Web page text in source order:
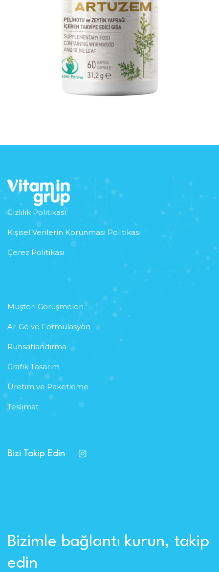
Gizlilik Politikası
Kişisel Verilerin Korunması Politikası
Çerez Politikası
Müşteri Görüşmeleri
Ar-Ge ve Formülasyon
Ruhsatlandırma
Grafik Tasarım
Üretim ve Paketleme
Teslimat
Bizi Takip Edin
Bizimle bağlantı kurun, takip
edin